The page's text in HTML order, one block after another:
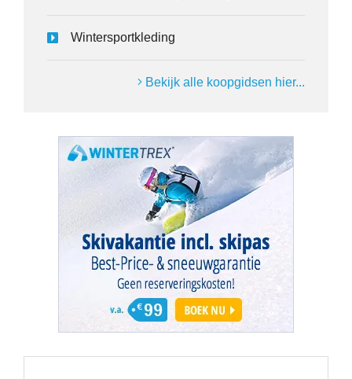
Wintersportkleding
Bekijk alle koopgidsen hier...